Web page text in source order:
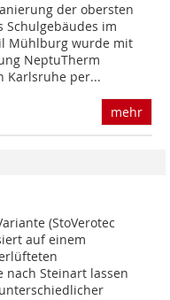
der obersten
Schulgebäudes im
Mühlburg wurde mit
NeptuTherm
Karlsruhe per...
mehr
(StoVerotec
auf einem
nach Steinart lassen